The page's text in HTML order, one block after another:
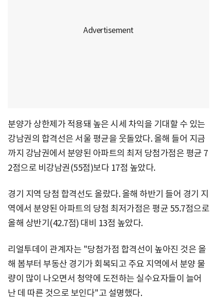
분양가 상한제가 적용돼 높은 시세 차익을 기대할 수 있는
강남권의 합격선은 서울 평균을 웃돌았다. 올해 들어 지금
까지 강남권에서 분양된 아파트의 최저 당첨가점은 평균 7
2점으로 비강남권(55점)보다 17점 높았다.
경기 지역 당첨 합격선도 올랐다. 올해 하반기 들어 경기 지
역에서 분양된 아파트의 당첨 최저가점은 평균 55.7점으로
올해 상반기(42.7점) 대비 13점 높았다.
리얼투데이 관계자는 "당첨가점 합격선이 높아진 것은 올
해 봄부터 부동산 경기가 회복되고 주요 지역에서 분양 물
량이 많이 나오면서 청약에 도전하는 실수요자들이 늘어
난 데 따른 것으로 보인다"고 설명했다.